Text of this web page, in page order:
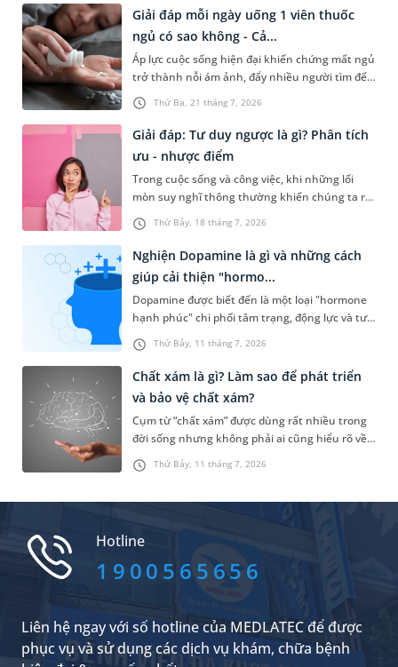
không hồi kết. Vấn đề này không chỉ gây ảnh
hưởng đến tinh thần mà còn tác động tiêu cực
đến sức khỏe thể chất. Vậy suy diễn là gì? Dưới
đây là câu trả lời cụ thể và một số lời khuyên
giúp bạn khắc phục vấn đề này và có một cuộc
sống chất lượng, tích cực hơn.
Thứ Ba, 21 tháng 7, 2026
Giải đáp mỗi ngày uống 1 viên thuốc
ngủ có sao không - Cả...
Áp lực cuộc sống hiện đại khiến chứng mất ngủ
trở thành nỗi ám ảnh, đẩy nhiều người tìm đến
thuốc an thần như một giải pháp vào mỗi đêm.
Tuy nhiên, việc sử dụng mỗi ngày uống 1 viên
thuốc ngủ có sao không, liệu có gây tác dụng
phụ nào cho sức khỏe không? Bài viết sẽ chia
sẻ chi tiết hơn về vấn đề này ngay sau đây.
Thứ Bảy, 18 tháng 7, 2026
Giải đáp: Tư duy ngược là gì? Phân tích
ưu - nhược điểm
Trong cuộc sống và công việc, khi những lối
mòn suy nghĩ thông thường khiến chúng ta rơi
vào bế tắc, một lối đi đột phá sẽ mở ra nếu bạn
biết cách lật ngược lại vấn đề hay còn gọi là tư
duy ngược. Vậy bản chất tư duy ngược là gì và
làm thế nào để ứng dụng phương pháp này
một cách khoa học nhằm bứt phá giới hạn của
bản thân?
Thứ Bảy, 11 tháng 7, 2026
Nghiện Dopamine là gì và những cách
giúp cải thiện "hormo...
Dopamine được biết đến là một loại "hormone
hạnh phúc" chi phối tâm trạng, động lực và tư
duy sáng tạo của con người. Thay vì tìm cách tự
cải thiện loại hormone này, nhiều người lựa
chọn lạm dụng các kích thích nhân tạo, đẩy cơ
thể vào những cạm bẫy tâm lý nguy hiểm. Vậy
bản chất nghiện Dopamine là gì và hormone
này tác động toàn diện đến sức khỏe ra sao?
MEDLATEC sẽ mang đến cho bạn những thông
tin hữu ích ngay sau đây.
Thứ Bảy, 11 tháng 7, 2026
Chất xám là gì? Làm sao để phát triển
và bảo vệ chất xám?
Cụm từ “chất xám” được dùng rất nhiều trong
đời sống nhưng không phải ai cũng hiểu rõ về
khái niệm này. Khi hiểu rõ về chất xám, bạn sẽ
có thể nhận biết sớm về những dấu hiệu tổn
thể chất và tinh thần. Vậy chất xám là gì? Làm
Hotline
1900565656
Liên hệ ngay với số hotline của MEDLATEC để được
phục vụ và sử dụng các dịch vụ khám, chữa bệnh